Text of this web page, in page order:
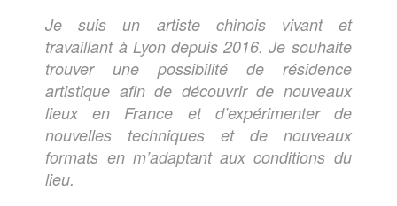
Je suis un artiste chinois vivant et
travaillant à Lyon depuis 2016. Je souhaite
trouver une possibilité de résidence
artistique afin de découvrir de nouveaux
lieux en France et d’expérimenter de
nouvelles techniques et de nouveaux
formats en m’adaptant aux conditions du
lieu.